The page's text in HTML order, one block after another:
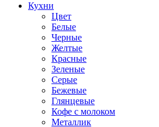
Кухни
Цвет
Белые
Черные
Желтые
Красные
Зеленые
Серые
Бежевые
Глянцевые
Кофе с молоком
Металлик